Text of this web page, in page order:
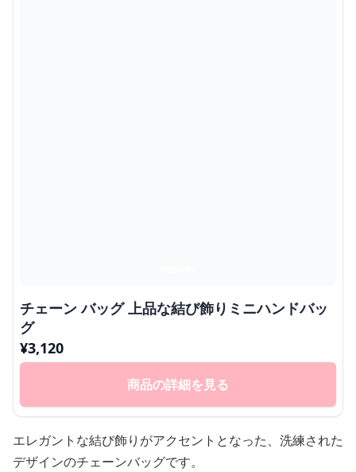
チェーン バッグ 上品な結び飾りミニハンドバッ
グ
¥3,120
商品の詳細を見る
エレガントな結び飾りがアクセントとなった、洗練された
デザインのチェーンバッグです。